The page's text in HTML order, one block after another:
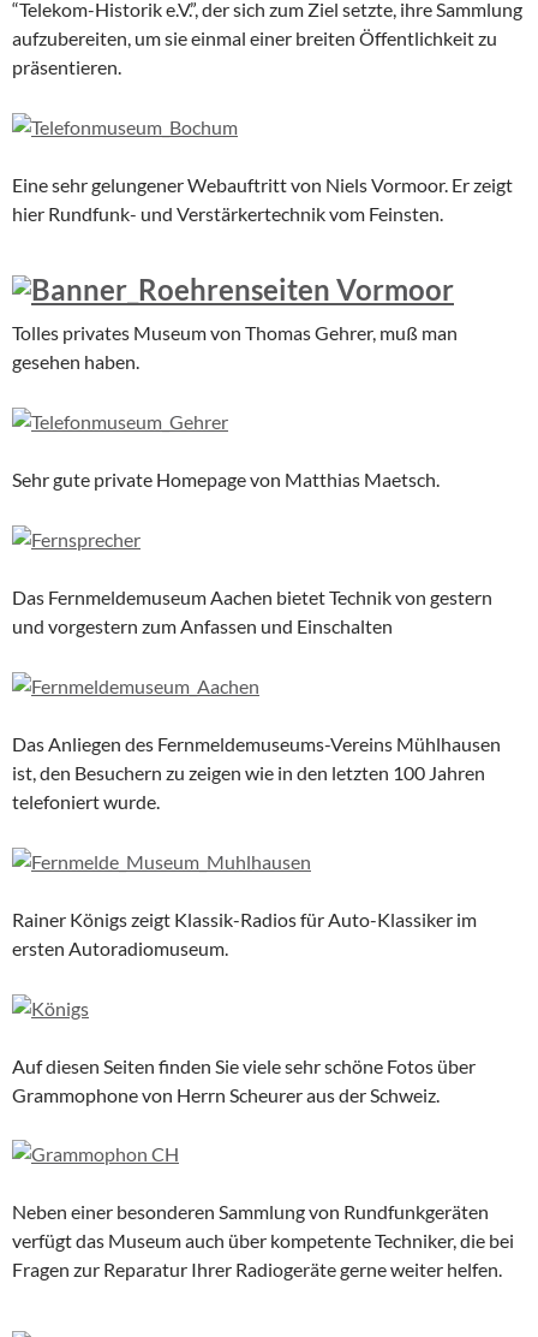
“Telekom-Historik e.V.”, der sich zum Ziel setzte, ihre Sammlung
aufzubereiten, um sie einmal einer breiten Öffentlichkeit zu
präsentieren.
Eine sehr gelungener Webauftritt von Niels Vormoor. Er zeigt
hier Rundfunk- und Verstärkertechnik vom Feinsten.
Tolles privates Museum von Thomas Gehrer, muß man
gesehen haben.
Sehr gute private Homepage von Matthias Maetsch.
Das Fernmeldemuseum Aachen bietet Technik von gestern
und vorgestern zum Anfassen und Einschalten
Das Anliegen des Fernmeldemuseums-Vereins Mühlhausen
ist, den Besuchern zu zeigen wie in den letzten 100 Jahren
telefoniert wurde.
Rainer Königs zeigt Klassik-Radios für Auto-Klassiker im
ersten Autoradiomuseum.
Auf diesen Seiten finden Sie viele sehr schöne Fotos über
Grammophone von Herrn Scheurer aus der Schweiz.
Neben einer besonderen Sammlung von Rundfunkgeräten
verfügt das Museum auch über kompetente Techniker, die bei
Fragen zur Reparatur Ihrer Radiogeräte gerne weiter helfen.